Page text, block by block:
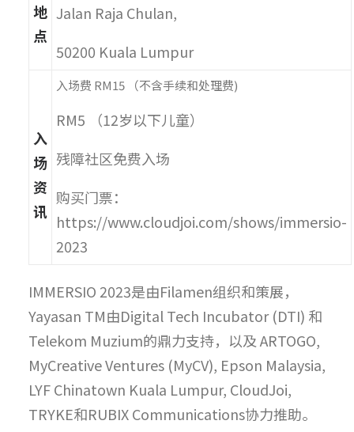
地
点
Jalan Raja Chulan,
50200 Kuala Lumpur
入
场
资
讯
入场费 RM15 （不含手续和处理费)
RM5 （12岁以下儿童）
残障社区免费入场
购买门票：
https://www.cloudjoi.com/shows/immersio-
2023
IMMERSIO 2023是由Filamen组织和策展，
Yayasan TM由Digital Tech Incubator (DTI) 和
Telekom Muzium的鼎力支持，以及 ARTOGO,
MyCreative Ventures (MyCV), Epson Malaysia,
LYF Chinatown Kuala Lumpur, CloudJoi,
TRYKE和RUBIX Communications协力推助。